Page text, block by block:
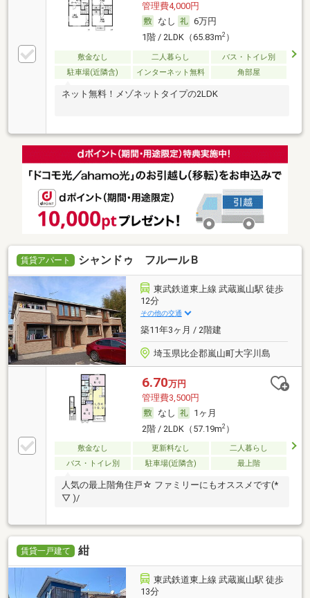
管理費4,000円
なし
6万円
1階 / 2LDK（65.83m2）
敷金なし 二人暮らし
バス・トイレ別
駐車場(近隣含)
インターネット無料 角部屋
ネット無料！メゾネットタイプの2LDK
賃貸アパート シャンドゥ フルールＢ
東武鉄道東上線 武蔵嵐山駅 徒歩
12分
その他の交通
築11年3ヶ月 / 2階建
埼玉県比企郡嵐山町大字川島
6.70万円
管理費3,500円
なし
1ヶ月
2階 / 2LDK（57.19m2）
敷金なし 更新料なし
二人暮らし
バス・トイレ別
駐車場(近隣含) 最上階
人気の最上階角住戸☆ ファミリーにもオススメです(*
▽ )/
賃貸一戸建て 紺
東武鉄道東上線 武蔵嵐山駅 徒歩
13分